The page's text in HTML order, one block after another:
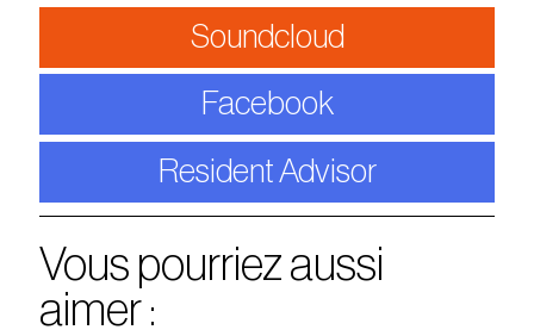
Soundcloud
Facebook
Resident Advisor
Vous pourriez aussi
aimer :